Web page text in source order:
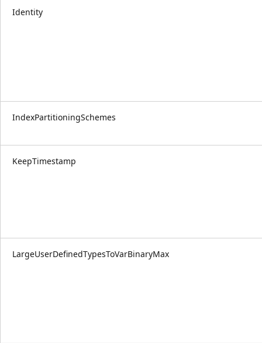
Identity
IndexPartitioningSchemes
KeepTimestamp
LargeUserDefinedTypesToVarBinaryMax